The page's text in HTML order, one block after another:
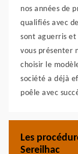
nos années de
qualifiés avec
sont aguerris et
vous présenter
choisir le
société a déjà
poêle avec
Les
Sereilhac